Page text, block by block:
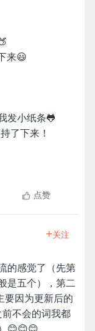
来😃
发小纸条🐸
了下来！
点赞
+关注
的感觉了（先第
是五个），第二
要因为更新后的
不会的词我都
😊😊😊